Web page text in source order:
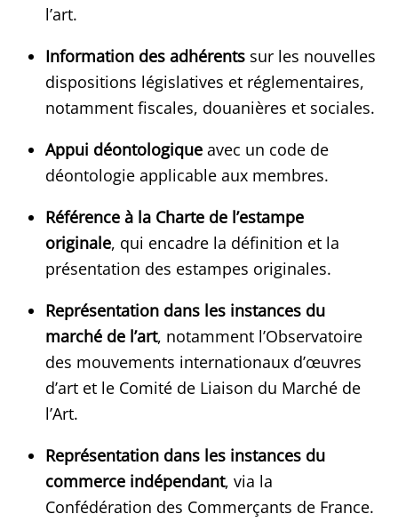
l’art.
Information des adhérents sur les nouvelles
dispositions législatives et réglementaires,
notamment fiscales, douanières et sociales.
Appui déontologique avec un code de
déontologie applicable aux membres.
Référence à la Charte de l’estampe
originale, qui encadre la définition et la
présentation des estampes originales.
Représentation dans les instances du
marché de l’art, notamment l’Observatoire
des mouvements internationaux d’œuvres
d’art et le Comité de Liaison du Marché de
l’Art.
Représentation dans les instances du
commerce indépendant, via la
Confédération des Commerçants de France.